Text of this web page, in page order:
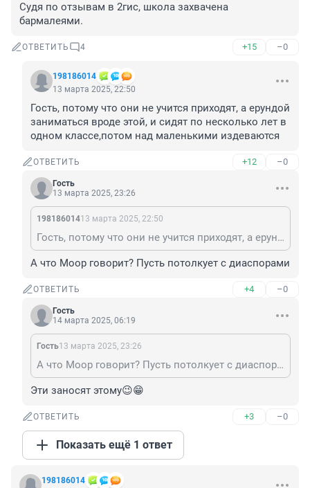
Судя по отзывам в 2гис, школа захвачена
бармалеями.
ОТВЕТИТЬ 4 +15 –0
198186014
13 марта 2025, 22:50
Гость, потому что они не учится приходят, а ерундой
заниматься вроде этой, и сидят по несколько лет в
одном классе,потом над маленькими издеваются
ОТВЕТИТЬ +12 –0
Гость
13 марта 2025, 23:26
19818601413 марта 2025, 22:50
Гость, потому что они не учится приходят, а ерундой заниматься вроде этой, и сидят по несколько лет в одном классе,потом над маленькими издеваются
А что Моор говорит? Пусть потолкует с диаспорами
ОТВЕТИТЬ +4 –0
Гость
14 марта 2025, 06:19
Гость13 марта 2025, 23:26
А что Моор говорит? Пусть потолкует с диаспорами
Эти заносят этому😉😁
ОТВЕТИТЬ +3 –0
Показать ещё 1 ответ
198186014